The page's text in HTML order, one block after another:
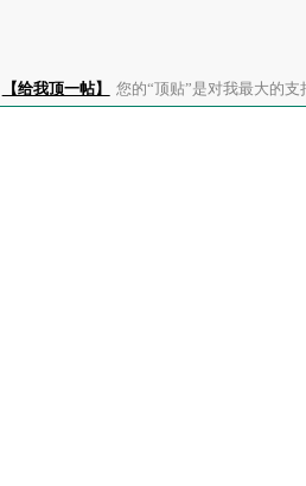
【给我顶一帖】 您的“顶贴”是对我最大的